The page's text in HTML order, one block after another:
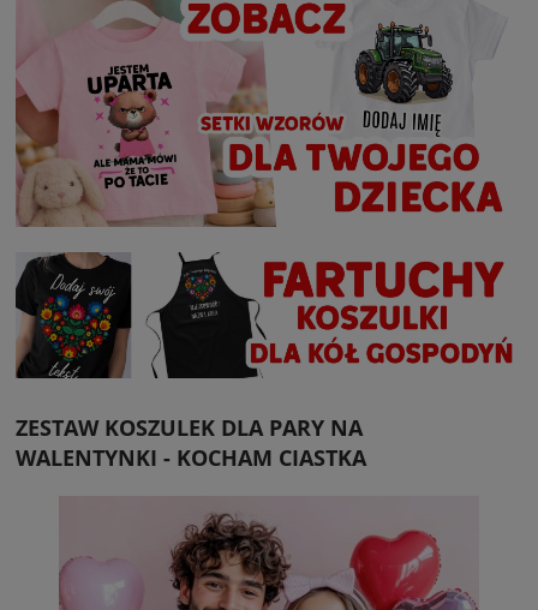
ZESTAW KOSZULEK DLA PARY NA
WALENTYNKI - KOCHAM CIASTKA